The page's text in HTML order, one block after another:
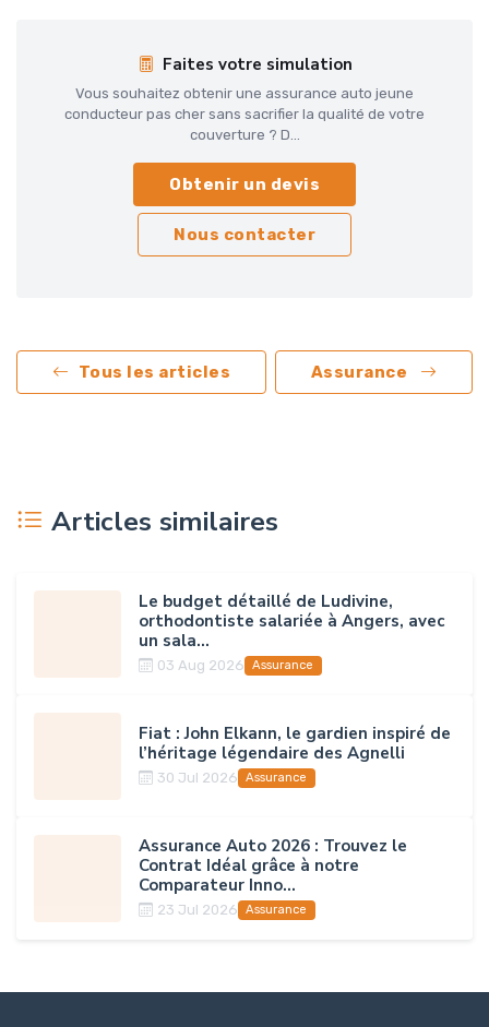
Faites votre simulation
Vous souhaitez obtenir une assurance auto jeune
conducteur pas cher sans sacrifier la qualité de votre
couverture ? D...
Obtenir un devis
Nous contacter
Tous les articles Assurance
Articles similaires
Le budget détaillé de Ludivine,
orthodontiste salariée à Angers, avec
un sala...
03 Aug 2026 Assurance
Fiat : John Elkann, le gardien inspiré de
l’héritage légendaire des Agnelli
30 Jul 2026 Assurance
Assurance Auto 2026 : Trouvez le
Contrat Idéal grâce à notre
Comparateur Inno...
23 Jul 2026 Assurance